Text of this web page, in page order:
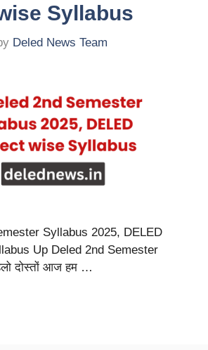
Syllabus
Deled News Team
Syllabus 2025, DELED
Up Deled 2nd Semester
दोस्तों आज हम …